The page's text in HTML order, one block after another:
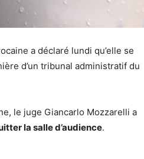
a déclaré lundi qu’elle se
d’un tribunal administratif du
le juge Giancarlo Mozzarelli a
la salle d’audience.